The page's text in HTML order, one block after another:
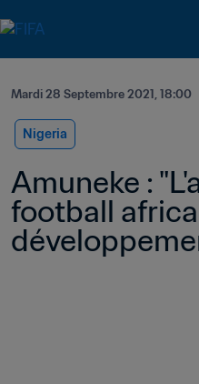
Mardi 28 Septembre 2021, 18:00
Nigeria
Amuneke :
football